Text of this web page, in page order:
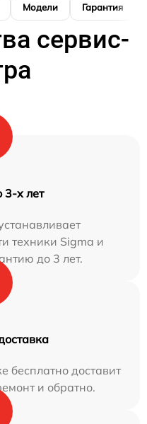
Модели Гарантия
сервис-
3-х лет
техники Sigma и
до 3 лет.
бесплатно доставит
и обратно.